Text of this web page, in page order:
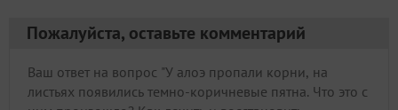
Пожалуйста, оставьте комментарий